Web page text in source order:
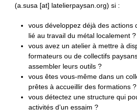
(a.susa [at] latelierpaysan.org) si :
vous développez déjà des actions
lié au travail du métal localement ?
vous avez un atelier à mettre à
formateurs ou de collectifs
assembler leurs outils ?
vous êtes vous-même dans un
prêtes à accueillir des formations ?
vous détectez une structure qui
activités d’un essaim ?